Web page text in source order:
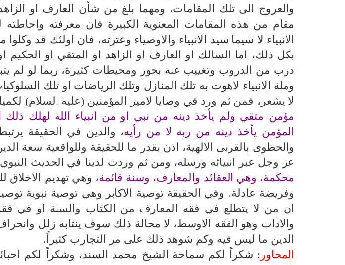
والعروج الى تلك المقامات، ومهما بلغ من شأن العارف او
مقام من هذه المقامات المعنوية الكبيرة فان معرفته
الانبياء لا سيما سيد الانبياء والاوصياء وعترته، فان اولئك قد
بكل ذلك، اما السالك او العارف او الزاهد او المتقي او الحكيم
درب من الدروب وتغييب عنه بحور ومحيطات كثيرة، ربما لو لم
وملة الانبياء لاهوت به تلك المنازل وتلك الرياضات او تلك
لا يشعر، فمن ثم ورد في وصايا لامير المؤمنين (عليه السلام)
مؤمن متقي ولم يأخذ دينه من نبي او من انبياء الله لهلك ذلك
المؤمن يأخذ دينه من ربه لا من رأيه، والدين في الحقيقة
والحظوى بالقربى الالهية، اذن بقدر ما للحقيقة وللواقعية سعة
عز وجل عبر انبيائه ورسله، ومن ثم وردت لدينا في الحديث
محكمة، وهي العقائد والمعارف، وسنة قائمة، وهي تهديم الاخلاق
وفريضة عادلة، وفي الحقيقة توصية الاكابر وهي توصية نبوية
ان من لا يتطلع في فقه المعارف من الكتاب والسنة او في
والاداب وهو الفقه الاوسط، لا محالة ذلك سوف ينتابه زلل
الدين ما ليس فيه وكم شوهد ذلك على مر التجارب كثيراً.
المحاور : شكراً لكم سماحة الشيخ محمد السند، وشكراً لكم